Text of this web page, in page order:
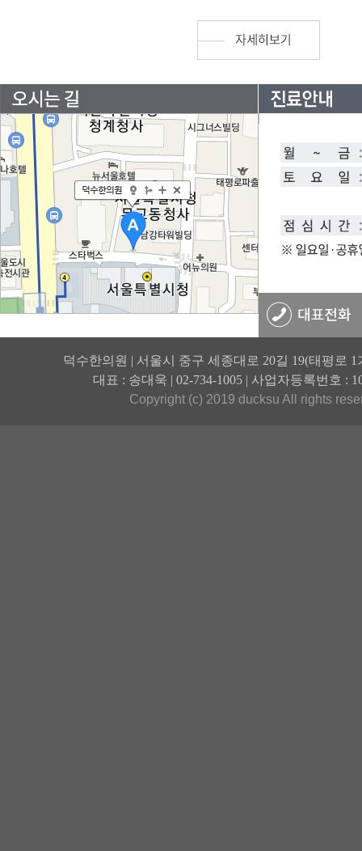
덕수한의원 | 서울시 중구 세종대로 20길 19(태평로 1
대표 : 송대욱 | 02-734-1005 | 사업자등록번호 :
Copyright (c) 2019 ducksu All rights